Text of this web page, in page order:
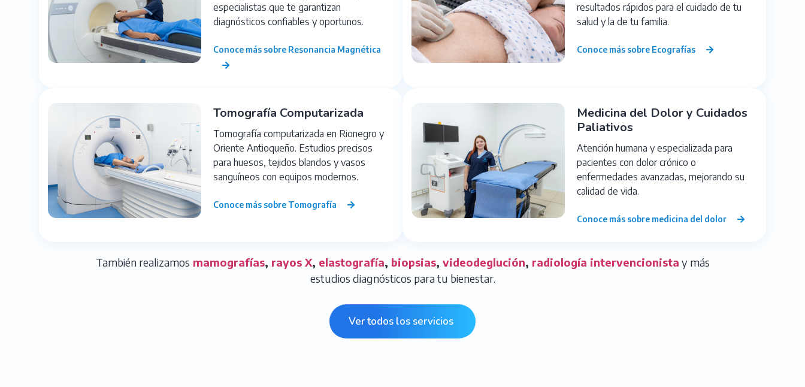
especialistas que te garantizan
diagnósticos confiables y oportunos.
Conoce más sobre Resonancia Magnética
resultados rápidos para el cuidado de tu
salud y la de tu familia.
Conoce más sobre Ecografías
Tomografía Computarizada
Tomografía computarizada en Rionegro y
Oriente Antioqueño. Estudios precisos
para huesos, tejidos blandos y vasos
sanguíneos con equipos modernos.
Conoce más sobre Tomografía
Medicina del Dolor y Cuidados
Paliativos
Atención humana y especializada para
pacientes con dolor crónico o
enfermedades avanzadas, mejorando su
calidad de vida.
Conoce más sobre medicina del dolor
También realizamos mamografías, rayos X, elastografía, biopsias, videodeglución, radiología intervencionista y más
estudios diagnósticos para tu bienestar.
Ver todos los servicios